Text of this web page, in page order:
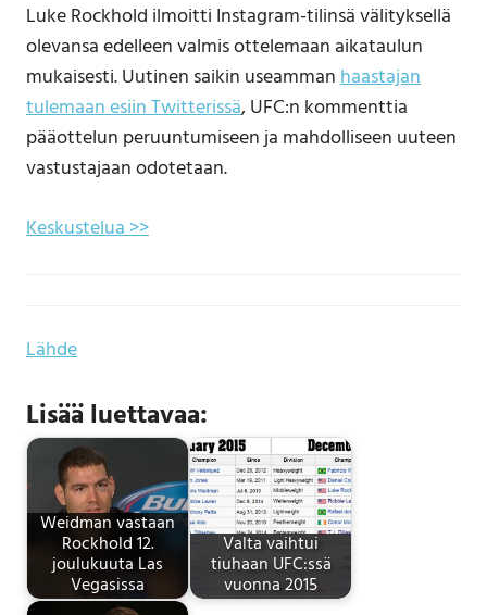
Luke Rockhold ilmoitti Instagram-tilinsä välityksellä
olevansa edelleen valmis ottelemaan aikataulun
mukaisesti. Uutinen saikin useammanhaastajan
tulemaan esiin Twitterissä, UFC:n kommenttia
pääottelun peruuntumiseen ja mahdolliseen uuteen
vastustajaan odotetaan.
Keskustelua >>
Lähde
Lisää luettavaa:
Weidman vastaan
Rockhold 12.
joulukuuta Las
Vegasissa
Valta vaihtui
tiuhaan UFC:ssä
vuonna 2015